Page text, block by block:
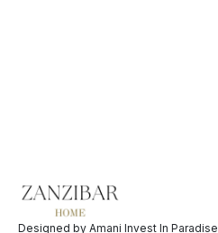
Designed by Amani Invest In Paradise